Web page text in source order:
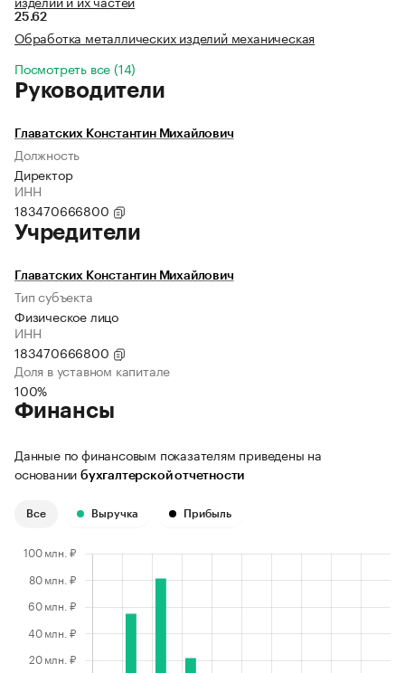
25.62
Обработка металлических изделий механическая
Посмотреть все (14)
Руководители
Главатских Константин Михайлович
Должность
Директор
ИНН
183470666800
Учредители
Главатских Константин Михайлович
Тип субъекта
Физическое лицо
ИНН
183470666800
Доля в уставном капитале
100%
Финансы
Данные по финансовым показателям приведены на
основании бухгалтерской отчетности
Все Выручка Прибыль